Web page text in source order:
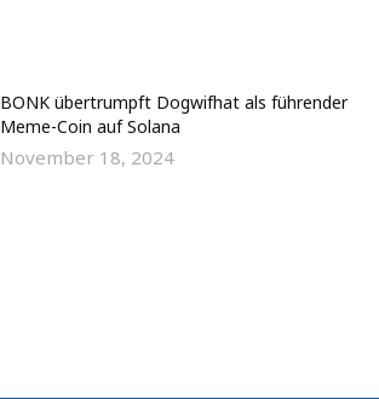
BONK übertrumpft Dogwifhat als führender
Meme-Coin auf Solana
November 18, 2024